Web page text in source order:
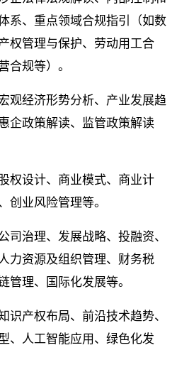
系、重点领域合规指引（如数
权管理与保护、劳动用工合
合规等）。
经济形势分析、产业发展趋
企政策解读、监管政策解读
设计、商业模式、商业计
创业风险管理等。
治理、发展战略、投融资、
力资源及组织管理、财务税
管理、国际化发展等。
产权布局、前沿技术趋势、
、人工智能应用、绿色化发